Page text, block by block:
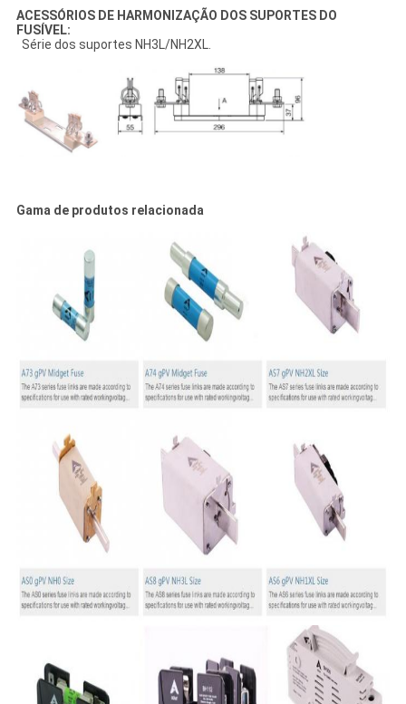
ACESSÓRIOS DE HARMONIZAÇÃO DOS SUPORTES DO
FUSÍVEL:
Série dos suportes NH3L/NH2XL.
Gama de produtos relacionada